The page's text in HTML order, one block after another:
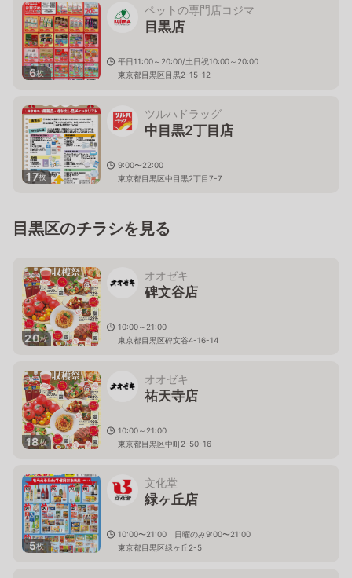
6枚
ペットの専門店コジマ
目黒店
平日11:00～20:00/土日祝10:00～20:00
東京都目黒区目黒2-15-12
17枚
ツルハドラッグ
中目黒2丁目店
9:00〜22:00
東京都目黒区中目黒2丁目7-7
目黒区のチラシを見る
20枚
オオゼキ
碑文谷店
10:00～21:00
東京都目黒区碑文谷4-16-14
18枚
オオゼキ
祐天寺店
10:00～21:00
東京都目黒区中町2-50-16
5枚
文化堂
緑ヶ丘店
10:00〜21:00 日曜のみ9:00〜21:00
東京都目黒区緑ヶ丘2-5